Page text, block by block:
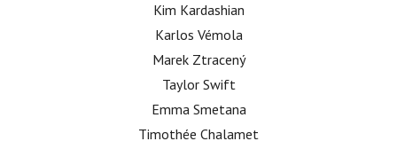
Kim Kardashian
Karlos Vémola
Marek Ztracený
Taylor Swift
Emma Smetana
Timothée Chalamet